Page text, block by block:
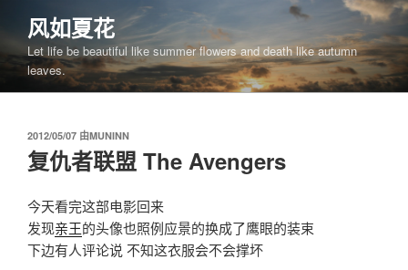
内
风如夏花
Let life be beautiful like summer flowers and death like autumn
leaves.
发
布
于
2012/05/07 由MUNINN
复仇者联盟 The Avengers
今天看完这部电影回来
发现亲王的头像也照例应景的换成了鹰眼的装束
下边有人评论说 不知这衣服会不会撑坏